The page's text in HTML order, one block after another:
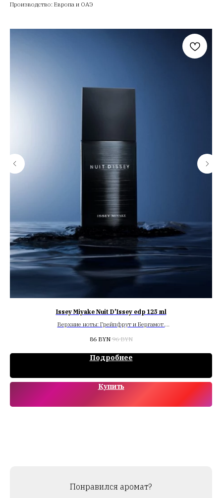
Производство: Европа и ОАЭ
Issey Miyake Nuit D'Issey edp 125 ml
Верхние ноты: Грейпфрут и Бергамот.
Ветивер.
86 BYN 96 BYN
Подробнее
Купить
Понравился аромат?